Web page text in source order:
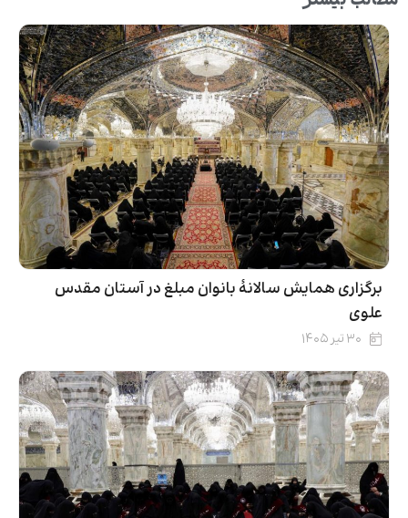
برگزاری همایش سالانۀ بانوان مبلغ در آستان مقدس
علوی
۳۰ تیر ۱۴۰۵